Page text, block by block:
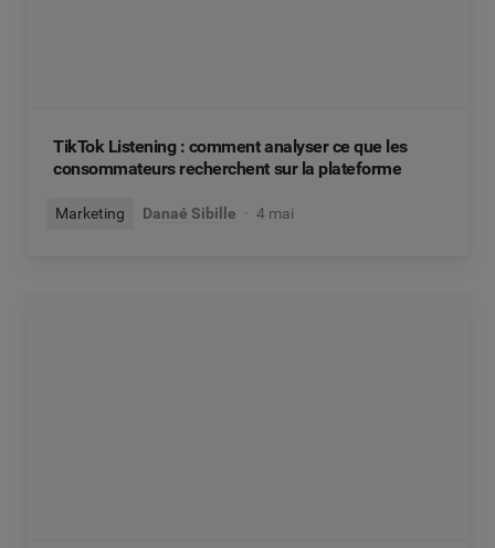
TikTok Listening : comment analyser ce que les
consommateurs recherchent sur la plateforme
Marketing Danaé Sibille 4 mai